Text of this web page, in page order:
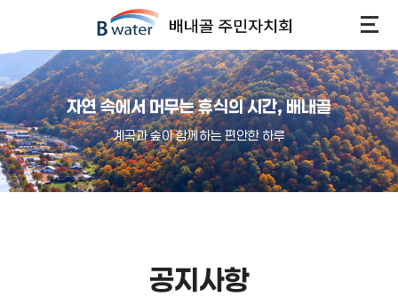
자연 속에서 머무는 휴식의 시간, 배내골
계곡과 숲이 함께하는 편안한 하루
공지사항